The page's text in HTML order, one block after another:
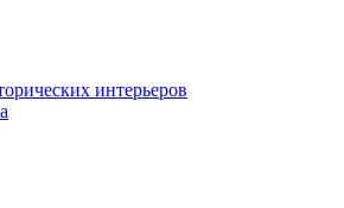
интерьеров